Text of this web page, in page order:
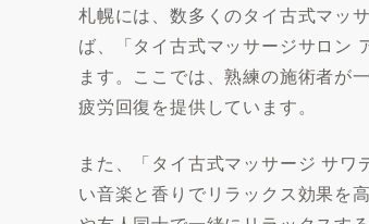
札幌には、数多くのタイ古式マッ
ば、「タイ古式マッサージサロン
ます。ここでは、熟練の施術者が
疲労回復を提供しています。
また、「タイ古式マッサージ サ
い音楽と香りでリラックス効果を